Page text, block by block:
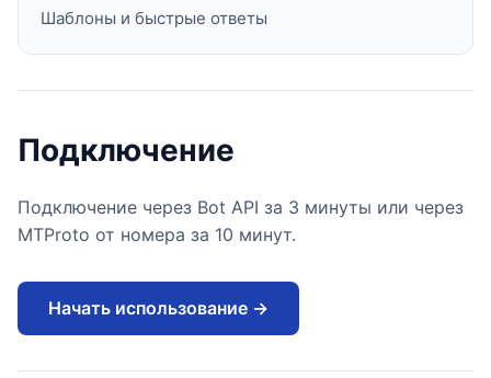
Шаблоны и быстрые ответы
Подключение
Подключение через Bot API за 3 минуты или через
MTProto от номера за 10 минут.
Начать использование →